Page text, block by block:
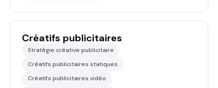
Créatifs publicitaires
Stratégie créative publicitaire
Créatifs publicitaires statiques
Créatifs publicitaires vidéo